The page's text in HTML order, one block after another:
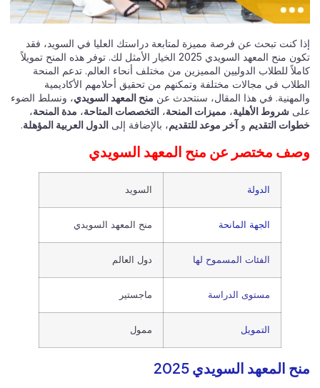
إذا كنت تبحث عن فرصة مميزة لمتابعة دراستك العليا في السويد، فقد
تكون منح المعهد السويدي 2025 الخيار الأمثل لك. توفر هذه المنح تمويلاً
كاملاً للطلاب الدوليين المميزين من مختلف أنحاء العالم. تدعم المنحة
الطلاب في مجالات مختلفة وتمكنهم من تحقيق أحلامهم الأكاديمية
والمهنية. في هذا المقال، سنتحدث عن منح المعهد السويدي، ونسلط الضوء
على شروط الأهلية، مميزات المنحة، التخصصات المتاحة، مدة المنحة،
خطوات التقديم و آخر موعد للتقديم، بالإضافة إلى الدول العربية المؤهلة.
وصف مختصر عن منح المعهد السويدي
الدولة السويد
الجهة المانحة منح المعهد السويدي
الفئات المسموح لها دول العالم
مستوى الدراسة ماجستير
التمويل ممول
منح المعهد السويدي 2025